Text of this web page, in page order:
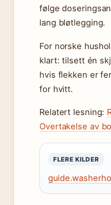
følge
lang bløtlegging.
For norske
klart: tilsett én
hvis flekken er
for hvitt.
Relatert lesning:
Overtakelse av
FLERE KILDER